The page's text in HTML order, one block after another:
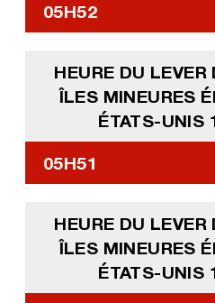
05H52
HEURE DU
ÎLES MINEURES
ÉTATS-UNIS
05H51
HEURE DU
ÎLES MINEURES
ÉTATS-UNIS